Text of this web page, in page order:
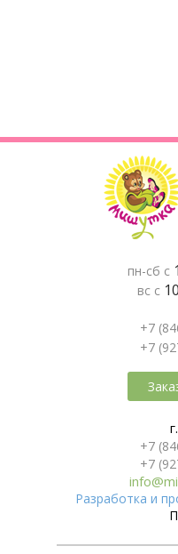
пн-сб с
вс с
+7
+7
+7
+7
Разработка и